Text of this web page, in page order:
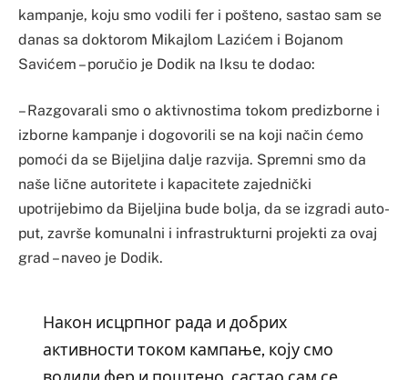
kampanje, koju smo vodili fer i pošteno, sastao sam se
danas sa doktorom Mikajlom Lazićem i Bojanom
Savićem – poručio je Dodik na Iksu te dodao:
– Razgovarali smo o aktivnostima tokom predizborne i
izborne kampanje i dogovorili se na koji način ćemo
pomoći da se Bijeljina dalje razvija. Spremni smo da
naše lične autoritete i kapacitete zajednički
upotrijebimo da Bijeljina bude bolja, da se izgradi auto-
put, završe komunalni i infrastrukturni projekti za ovaj
grad – naveo je Dodik.
Након исцрпног рада и добрих
активности током кампање, коју смо